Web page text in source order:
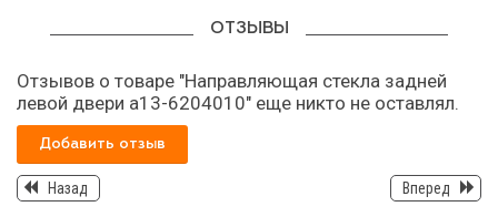
ОТЗЫВЫ
Отзывов о товаре "Направляющая стекла задней
левой двери а13-6204010" еще никто не оставлял.
Добавить отзыв
Назад Вперед